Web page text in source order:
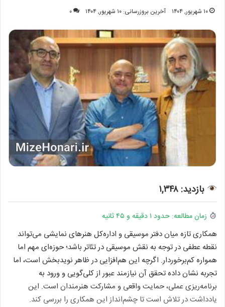
۱۰ شهریور, ۱۴۰۴ آخرین بروزرسانی: ۱۰ شهریور, ۱۴۰۴ ۰
بازدید: ۱,۳۴۸
زمان مطالعه: حدود ۱ دقیقه و ۴۵ ثانیه
همکاری تازه میان دفتر موسیقی و اداره‌کل هنرهای نمایشی می‌تواند
نقطه عطفی در توجه به نقش موسیقی در تئاتر باشد؛ حوزه‌ای مهم اما
همواره کم‌برخوردار. اگرچه این هم‌افزایی در ظاهر نویدبخش است، اما
تجربه نشان داده تحقق آن نیازمند عبور از کلی‌گویی و ورود به
برنامه‌ریزی عملی، حمایت واقعی و مشارکت هنرمندان است. این
یادداشت در تلاش است تا چشم‌انداز این همکاری را بررسی کند.